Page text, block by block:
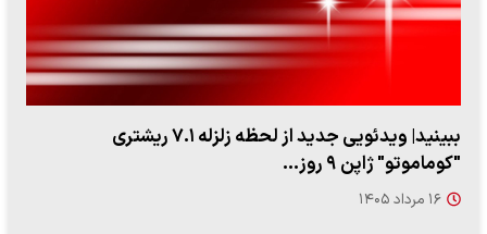
ببینید| روایت رئیس جمهور از لحظه حمله به بیت رهبری
۱۴ مرداد ۱۴۰۵